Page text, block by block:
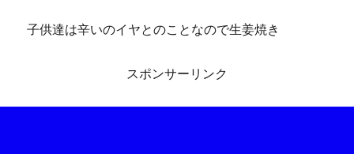
子供達は辛いのイヤとのことなので生姜焼き
スポンサーリンク